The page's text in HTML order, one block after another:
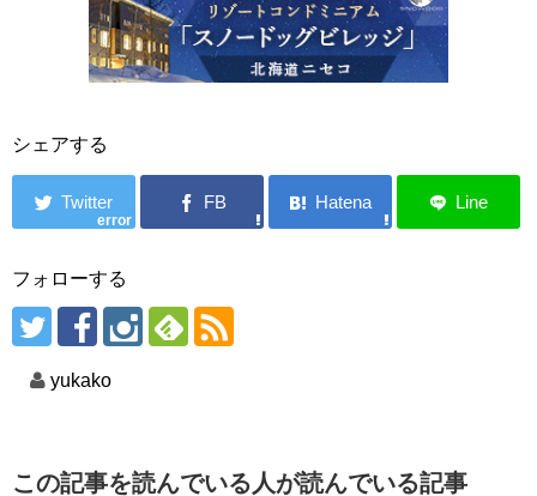
シェアする
error
フォローする
yukako
この記事を読んでいる人が読んでいる記事